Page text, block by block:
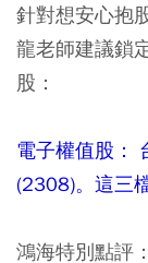
針對想安心抱
龍老師建議鎖
股：
電子權值股：
(2308)。這三
鴻海特別點評